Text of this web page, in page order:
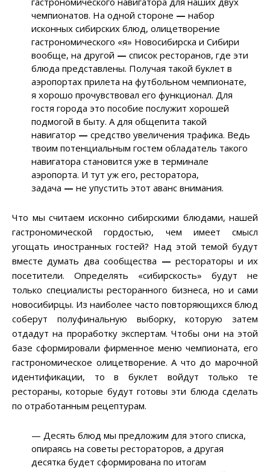
чемпионатов. На одной стороне — набор
исконных сибирских блюд, олицетворение
гастрономического «я» Новосибирска и Сибири
вообще, на другой —список ресторанов, где эти
блюда представлены. Получая такой буклет в
аэропортах прилета на футбольном чемпионате,
я хорошо прочувствовал его функционал. Для
гостя города это пособие послужит хорошей
подмогой в быту. А для общепита такой
навигатор —средство увеличения трафика. Ведь
твоим потенциальным гостем обладатель такого
навигатора становится уже в терминале
аэропорта. И тут уж его, ресторатора,
задача — не упустить этот аванс внимания.
Что мы считаем исконно сибирскими блюдами, нашей
гастрономической гордостью, чем имеет смысл
угощать иностранных гостей? Над этой темой будут
вместе думать два сообщества — рестораторы и их
посетители. Определять «сибирскость» будут не
только специалисты ресторанного бизнеса, но и сами
новосибирцы. Из наиболее часто повторяющихся блюд
соберут полуфинальную выборку, которую затем
отдадут на проработку экспертам. Чтобы они на этой
базе сформировали фирменное меню чемпионата, его
гастрономическое олицетворение. А что до марочной
идентификации, то в буклет войдут только те
рестораны, которые будут готовы эти блюда сделать
по отработанным рецептурам.
— Десять блюд мы предложим для этого списка,
опираясь на советы рестораторов, а другая
десятка будет сформирована по итогам